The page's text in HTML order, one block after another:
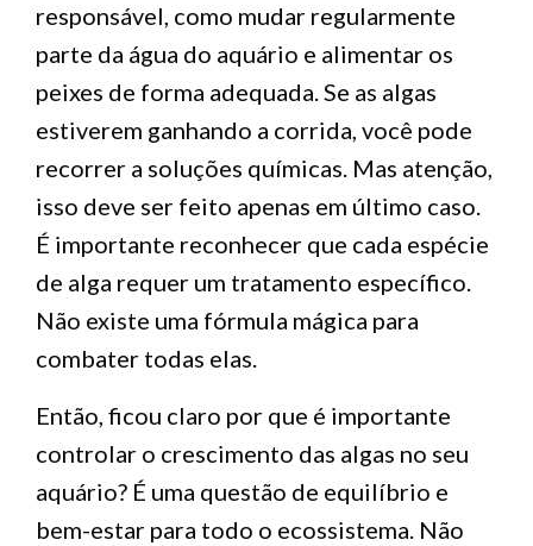
responsável, como mudar regularmente
parte da água do aquário e alimentar os
peixes de forma adequada. Se as algas
estiverem ganhando a corrida, você pode
recorrer a soluções químicas. Mas atenção,
isso deve ser feito apenas em último caso.
É importante reconhecer que cada espécie
de alga requer um tratamento específico.
Não existe uma fórmula mágica para
combater todas elas.
Então, ficou claro por que é importante
controlar o crescimento das algas no seu
aquário? É uma questão de equilíbrio e
bem-estar para todo o ecossistema. Não